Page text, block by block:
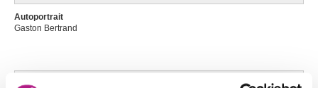
Autoportrait
Gaston Bertrand